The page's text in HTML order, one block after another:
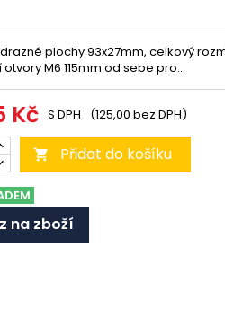
plochy 93x27mm, celkový
M6 115mm od sebe pro...
Kč S DPH (125,00 bez DPH)
 Přidat do košíku
na zboží